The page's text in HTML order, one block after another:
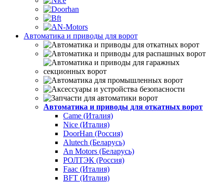
Автоматика и приводы для ворот
Автоматика и приводы для откатных ворот
Came (Италия)
Nice (Италия)
DoorHan (Россия)
Alutech (Беларусь)
An Motors (Беларусь)
РОЛТЭК (Россия)
Faac (Италия)
BFT (Италия)